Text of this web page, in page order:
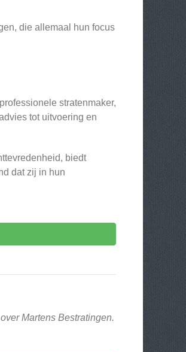
die allemaal hun focus
stratenmaker,
tot uitvoering en
biedt
dat zij in hun
Martens Bestratingen.